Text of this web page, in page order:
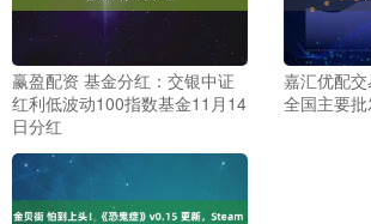
赢盈配资 基金分红：交银中证
红利低波动100指数基金11月14
日分红
嘉汇优配
全国主要